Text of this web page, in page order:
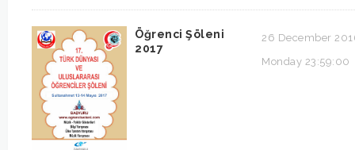
Öğrenci Şöleni
2017
26 December
Monday 23:59:00